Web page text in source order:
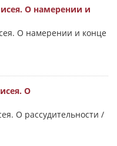
О намерении и
О намерении и конце
О
О рассудительности /